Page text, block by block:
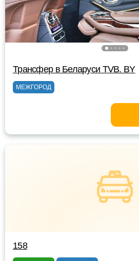
Трансфер в Беларуси TVB. BY
МЕЖГОРОД
158